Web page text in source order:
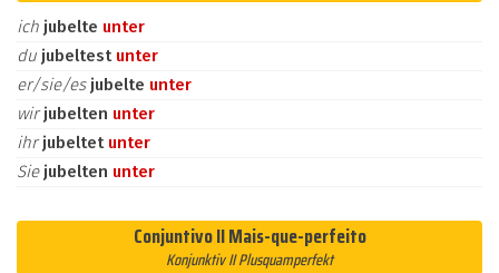
ich jubelte unter
du jubeltest unter
er/sie/es jubelte unter
wirjubelten unter
ihrjubeltet unter
Sie jubelten unter
Conjuntivo II Mais-que-perfeito
Konjunktiv II Plusquamperfekt